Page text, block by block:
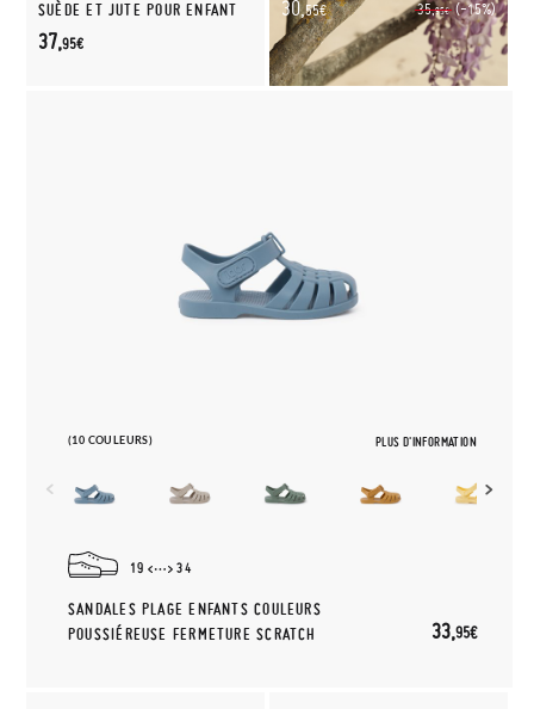
SUÈDE ET JUTE POUR ENFANT
37,95€
35,95€ (-15%)
30,55€
(10 COULEURS) PLUS D'INFORMATION
19 34
SANDALES PLAGE ENFANTS COULEURS
POUSSIÉREUSE FERMETURE SCRATCH
33,95€